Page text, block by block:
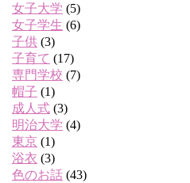
女子大学 (5)
女子学生 (6)
子供 (3)
子育て (17)
専門学校 (7)
帽子 (1)
成人式 (3)
明治大学 (4)
東京 (1)
浴衣 (3)
色のお話 (43)